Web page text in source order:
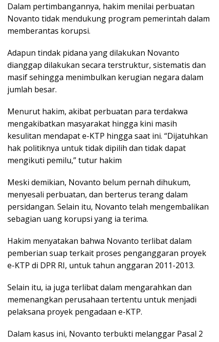
Dalam pertimbangannya, hakim menilai perbuatan
Novanto tidak mendukung program pemerintah dalam
memberantas korupsi.
Adapun tindak pidana yang dilakukan Novanto
dianggap dilakukan secara terstruktur, sistematis dan
masif sehingga menimbulkan kerugian negara dalam
jumlah besar.
Menurut hakim, akibat perbuatan para terdakwa
mengakibatkan masyarakat hingga kini masih
kesulitan mendapat e-KTP hingga saat ini. “Dijatuhkan
hak politiknya untuk tidak dipilih dan tidak dapat
mengikuti pemilu,” tutur hakim
Meski demikian, Novanto belum pernah dihukum,
menyesali perbuatan, dan berterus terang dalam
persidangan. Selain itu, Novanto telah mengembalikan
sebagian uang korupsi yang ia terima.
Hakim menyatakan bahwa Novanto terlibat dalam
pemberian suap terkait proses penganggaran proyek
e-KTP di DPR RI, untuk tahun anggaran 2011-2013.
Selain itu, ia juga terlibat dalam mengarahkan dan
memenangkan perusahaan tertentu untuk menjadi
pelaksana proyek pengadaan e-KTP.
Dalam kasus ini, Novanto terbukti melanggar Pasal 2